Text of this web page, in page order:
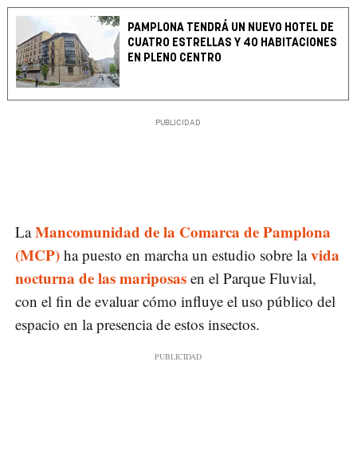
PAMPLONA TENDRÁ UN NUEVO HOTEL DE
CUATRO ESTRELLAS Y 40 HABITACIONES
EN PLENO CENTRO
LaMancomunidad de la Comarca de Pamplona
(MCP) ha puesto en marcha un estudio sobre lavida
nocturna de las mariposas en el Parque Fluvial,
con el fin de evaluar cómo influye el uso público del
espacio en la presencia de estos insectos.